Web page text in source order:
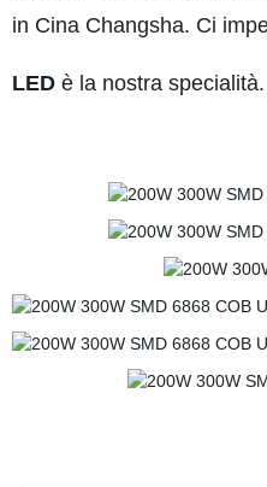
in Cina Changsha. Ci
LEDè la nostra specialità.